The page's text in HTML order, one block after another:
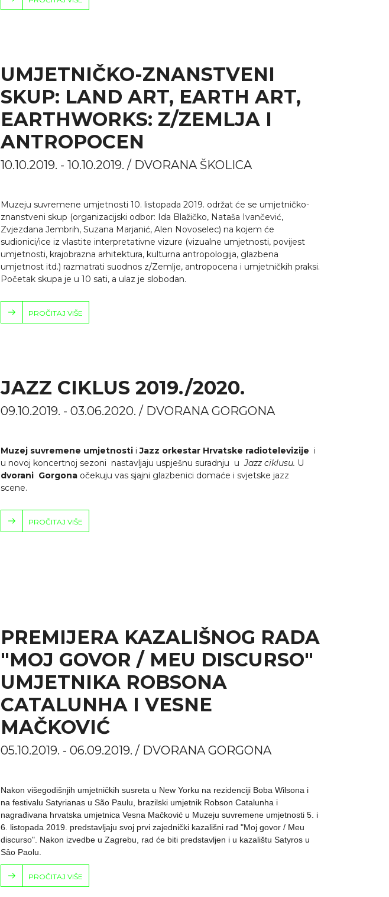
UMJETNIČKO-ZNANSTVENI
SKUP: LAND ART, EARTH ART,
EARTHWORKS: Z/ZEMLJA I
ANTROPOCEN
10.10.2019. - 10.10.2019. / DVORANA ŠKOLICA
Muzeju suvremene umjetnosti 10. listopada 2019. održat će se umjetničko-
znanstveni skup (organizacijski odbor: Ida Blažičko, Nataša Ivančević,
Zvjezdana Jembrih, Suzana Marjanić, Alen Novoselec) na kojem će
sudionici/ice iz vlastite interpretativne vizure (vizualne umjetnosti, povijest
umjetnosti, krajobrazna arhitektura, kulturna antropologija, glazbena
umjetnost itd.) razmatrati suodnos z/Zemlje, antropocena i umjetničkih praksi.
Početak skupa je u 10 sati, a ulaz je slobodan.
PROČITAJ VIŠE
JAZZ CIKLUS 2019./2020.
09.10.2019. - 03.06.2020. / DVORANA GORGONA
Muzej suvremene umjetnosti iJazz orkestar Hrvatske radiotelevizije i
u novoj koncertnoj sezoni nastavljaju uspješnu suradnju uJazz ciklusu. U
dvorani Gorgona očekuju vas sjajni glazbenici domaće i svjetske jazz
scene.
PROČITAJ VIŠE
PREMIJERA KAZALIŠNOG RADA
"MOJ GOVOR / MEU DISCURSO"
UMJETNIKA ROBSONA
CATALUNHA I VESNE
MAČKOVIĆ
05.10.2019. - 06.09.2019. / DVORANA GORGONA
Nakon višegodišnjih umjetničkih susreta u New Yorku na rezidenciji Boba Wilsona i
na festivalu Satyrianas u São Paulu, brazilski umjetnik Robson Catalunha i
nagrađivana hrvatska umjetnica Vesna Mačković u Muzeju suvremene umjetnosti 5. i
6. listopada 2019. predstavljaju svoj prvi zajednički kazališni rad "Moj govor / Meu
discurso". Nakon izvedbe u Zagrebu, rad će biti predstavljen i u kazalištu Satyros u
Sâo Paolu.
PROČITAJ VIŠE